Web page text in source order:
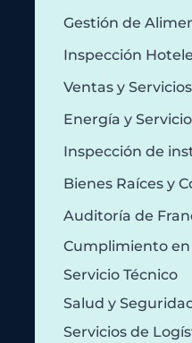
Gestión de
Inspección
Ventas y
Energía y
Inspección de
Bienes Raíces y
Auditoría de
Cumplimiento en
Servicio Técnico
Salud y
Servicios de